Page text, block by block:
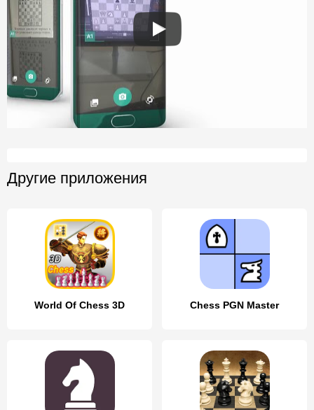
Другие приложения
World Of Chess 3D Chess PGN Master